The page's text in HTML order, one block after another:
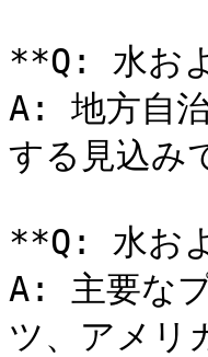
**Q: 水お
A: 地方自
する見込み
**Q: 水お
A: 主要な
ツ、アメリ